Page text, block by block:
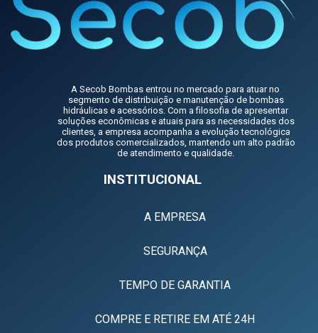
A Secob Bombas entrou no mercado para atuar no
segmento de distribuição e manutenção de bombas
hidráulicas e acessórios. Com a filosofia de apresentar
soluções econômicas e atuais para as necessidades dos
clientes, a empresa acompanha a evolução tecnológica
dos produtos comercializados, mantendo um alto padrão
de atendimento e qualidade.
INSTITUCIONAL
A EMPRESA
SEGURANÇA
TEMPO DE GARANTIA
COMPRE E RETIRE EM ATÉ 24H